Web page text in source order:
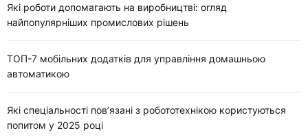
Які роботи допомагають на виробництві: огляд
найпопулярніших промислових рішень
ТОП-7 мобільних додатків для управління домашньою
автоматикою
Які спеціальності пов’язані з робототехнікою користуються
попитом у 2025 році